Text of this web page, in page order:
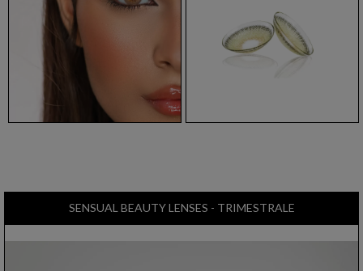
SENSUAL BEAUTY LENSES - TRIMESTRALE